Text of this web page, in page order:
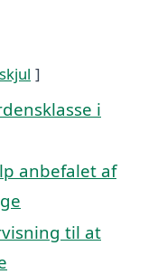
skjul
i
anbefalet af
til at